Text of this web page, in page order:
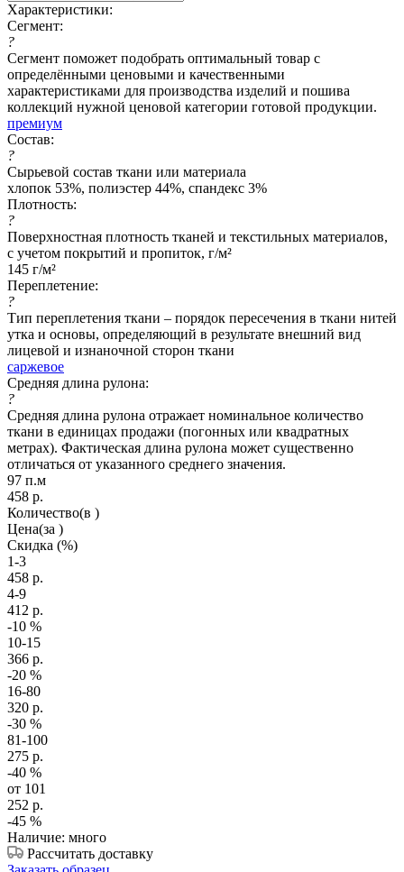
Характеристики:
Сегмент:
?
Сегмент поможет подобрать оптимальный товар с
определёнными ценовыми и качественными
характеристиками для производства изделий и пошива
коллекций нужной ценовой категории готовой продукции.
премиум
Состав:
?
Сырьевой состав ткани или материала
хлопок 53%, полиэстер 44%, спандекс 3%
Плотность:
?
Поверхностная плотность тканей и текстильных материалов,
с учетом покрытий и пропиток, г/м²
145 г/м²
Переплетение:
?
Тип переплетения ткани – порядок пересечения в ткани нитей
утка и основы, определяющий в результате внешний вид
лицевой и изнаночной сторон ткани
саржевое
Средняя длина рулона:
?
Средняя длина рулона отражает номинальное количество
ткани в единицах продажи (погонных или квадратных
метрах). Фактическая длина рулона может существенно
отличаться от указанного среднего значения.
97 п.м
458 р.
Количество(в )
Цена(за )
Скидка (%)
1-3
458 р.
4-9
412 р.
-10 %
10-15
366 р.
-20 %
16-80
320 р.
-30 %
81-100
275 р.
-40 %
от 101
252 р.
-45 %
Наличие: много
Рассчитать доставку